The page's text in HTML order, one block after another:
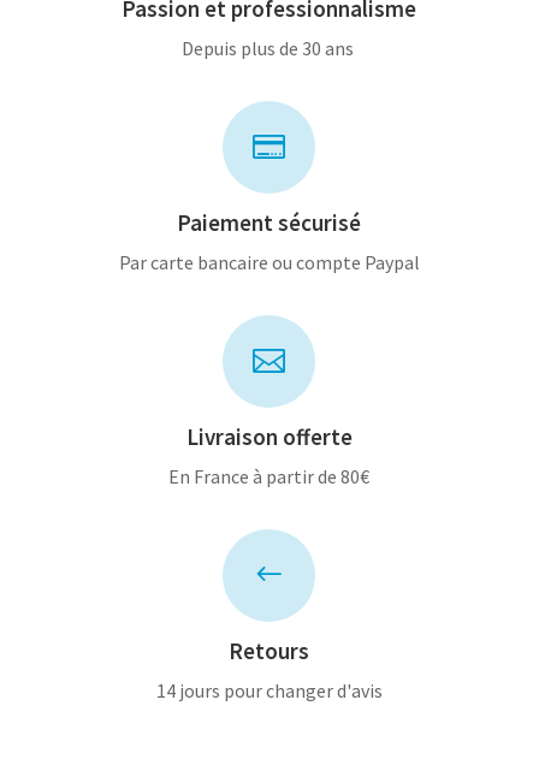
Passion et professionnalisme
Depuis plus de 30 ans

Paiement sécurisé
Par carte bancaire ou compte Paypal

Livraison offerte
En France à partir de 80€
#
Retours
14 jours pour changer d'avis